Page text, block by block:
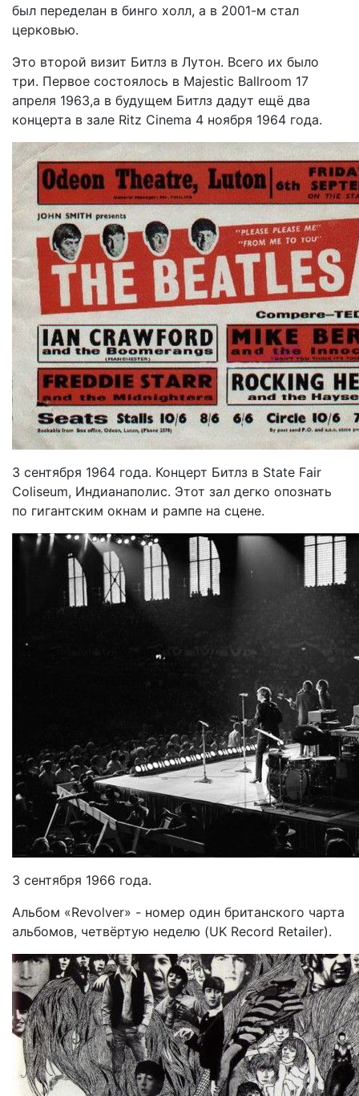
был переделан в бинго холл, а в 2001-м стал
церковью.
Это второй визит Битлз в Лутон. Всего их было
три. Первое состоялось в Majestic Ballroom 17
апреля 1963,а в будущем Битлз дадут ещё два
концерта в зале Ritz Cinema 4 ноября 1964 года.
3 сентября 1964 года. Концерт Битлз в State Fair
Coliseum, Индианаполис. Этот зал дегко опознать
по гигантским окнам и рампе на сцене.
3 cентября 1966 года.
Альбом «Revolver» - номер один британского чарта
альбомов, четвёртую неделю (UK Record Retailer).